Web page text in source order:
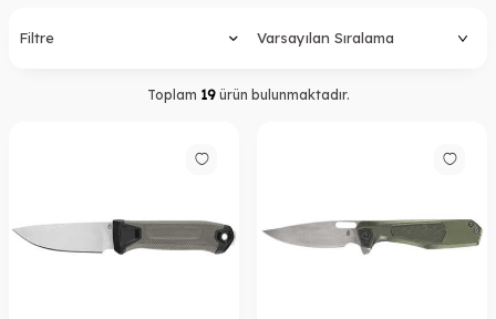
Filtre
Toplam 19ürün bulunmaktadır.